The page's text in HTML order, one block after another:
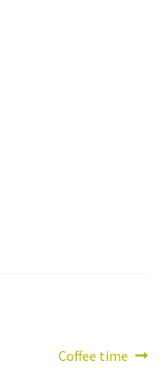
Article
Coffee time